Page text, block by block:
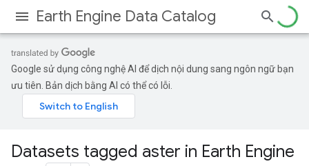
Earth Engine Data Catalog
Google sử dụng công nghệ AI để dịch nội dung sang ngôn ngữ bạn
ưu tiên. Bản dịch bằng AI có thể có lỗi.
Datasets tagged aster in Earth Engine